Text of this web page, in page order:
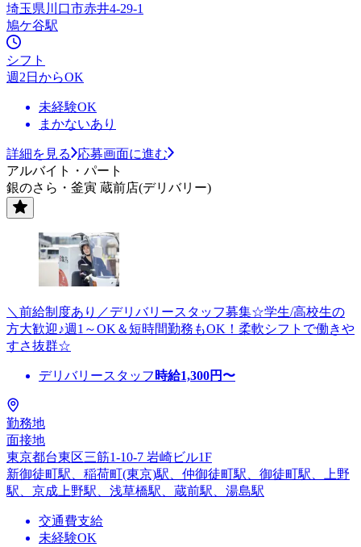
埼玉県川口市赤井4-29-1
鳩ケ谷駅
シフト
週2日からOK
未経験OK
まかないあり
詳細を見る
応募画面に進む
アルバイト・パート
銀のさら・釜寅 蔵前店(デリバリー)
＼前給制度あり／デリバリースタッフ募集☆学生/高校生の
方大歓迎♪週1～OK＆短時間勤務もOK！柔軟シフトで働きや
すさ抜群☆
デリバリースタッフ 時給1,300円〜
勤務地
面接地
東京都台東区三筋1-10-7 岩崎ビル1F
新御徒町駅、稲荷町(東京)駅、仲御徒町駅、御徒町駅、上野
駅、京成上野駅、浅草橋駅、蔵前駅、湯島駅
交通費支給
未経験OK